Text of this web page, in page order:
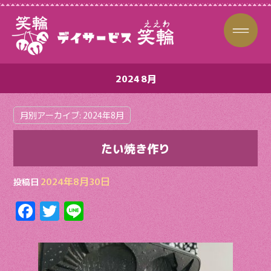
2024 8月
月別アーカイブ: 2024年8月
たい焼き作り
投稿日 2024年8月30日
F
ac
e
T
w
itt
Li
n
e